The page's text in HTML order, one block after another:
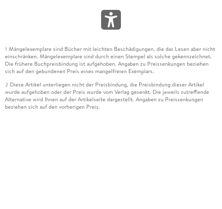
1 Mängelexemplare sind Bücher mit leichten Beschädigungen, die das Lesen aber nicht
einschränken. Mängelexemplare sind durch einen Stempel als solche gekennzeichnet.
Die frühere Buchpreisbindung ist aufgehoben. Angaben zu Preissenkungen beziehen
sich auf den gebundenen Preis eines mangelfreien Exemplars.
2 Diese Artikel unterliegen nicht der Preisbindung, die Preisbindung dieser Artikel
wurde aufgehoben oder der Preis wurde vom Verlag gesenkt. Die jeweils zutreffende
Alternative wird Ihnen auf der Artikelseite dargestellt. Angaben zu Preissenkungen
beziehen sich auf den vorherigen Preis.